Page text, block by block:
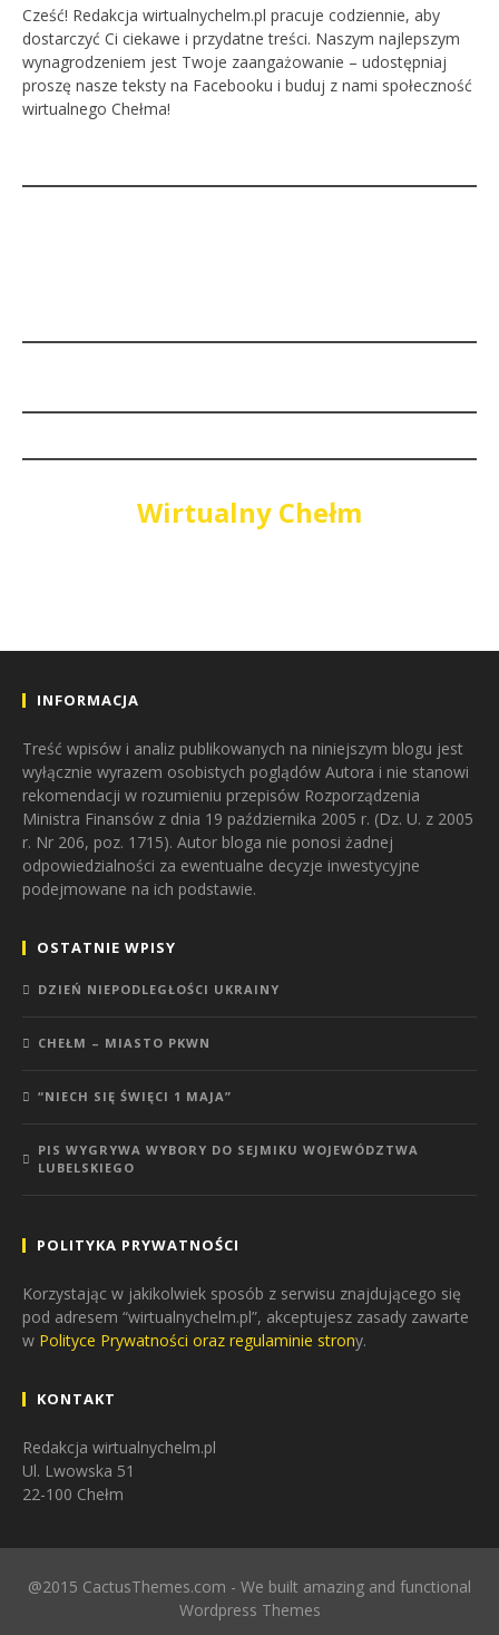
Cześć! Redakcja wirtualnychelm.pl pracuje codziennie, aby
dostarczyć Ci ciekawe i przydatne treści. Naszym najlepszym
wynagrodzeniem jest Twoje zaangażowanie – udostępniaj
proszę nasze teksty na Facebooku i buduj z nami społeczność
wirtualnego Chełma!
Wirtualny Chełm
INFORMACJA
Treść wpisów i analiz publikowanych na niniejszym blogu jest
wyłącznie wyrazem osobistych poglądów Autora i nie stanowi
rekomendacji w rozumieniu przepisów Rozporządzenia
Ministra Finansów z dnia 19 października 2005 r. (Dz. U. z 2005
r. Nr 206, poz. 1715). Autor bloga nie ponosi żadnej
odpowiedzialności za ewentualne decyzje inwestycyjne
podejmowane na ich podstawie.
OSTATNIE WPISY
DZIEŃ NIEPODLEGŁOŚCI UKRAINY
CHEŁM – MIASTO PKWN
“NIECH SIĘ ŚWIĘCI 1 MAJA”
PIS WYGRYWA WYBORY DO SEJMIKU WOJEWÓDZTWA
LUBELSKIEGO
POLITYKA PRYWATNOŚCI
Korzystając w jakikolwiek sposób z serwisu znajdującego się
pod adresem “wirtualnychelm.pl”, akceptujesz zasady zawarte
w Polityce Prywatności oraz regulaminie strony.
KONTAKT
Redakcja wirtualnychelm.pl
Ul. Lwowska 51
22-100 Chełm
@2015 CactusThemes.com - We built amazing and functional
Wordpress Themes